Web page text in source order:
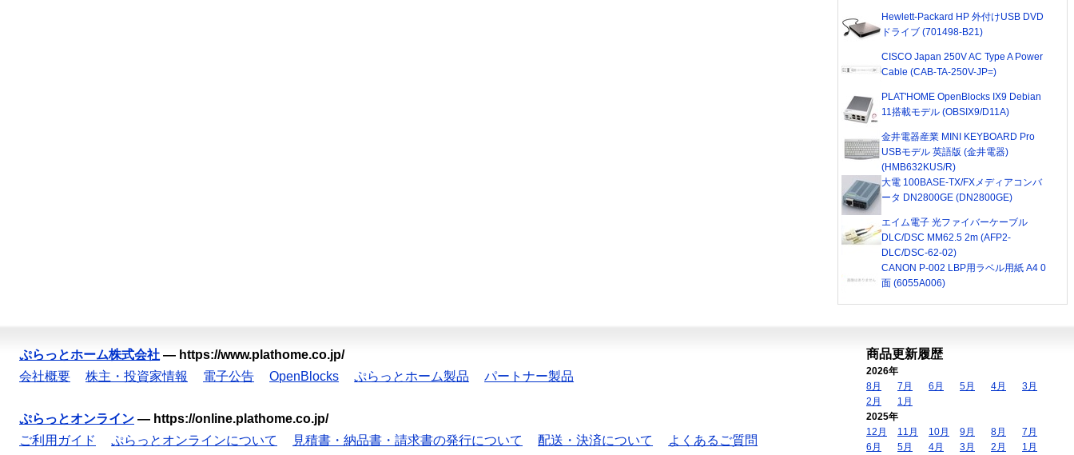
Hewlett-Packard HP 外付けUSB DVD
ドライブ (701498-B21)
CISCO Japan 250V AC Type A Power
Cable (CAB-TA-250V-JP=)
PLAT'HOME OpenBlocks IX9 Debian
11搭載モデル (OBSIX9/D11A)
金井電器産業 MINI KEYBOARD Pro
USBモデル 英語版 (金井電器)
(HMB632KUS/R)
大電 100BASE-TX/FXメディアコンバ
ータ DN2800GE (DN2800GE)
エイム電子 光ファイバーケーブル
DLC/DSC MM62.5 2m (AFP2-
DLC/DSC-62-02)
CANON P-002 LBP用ラベル用紙 A4 0
面 (6055A006)
ぷらっとホーム株式会社 — https://www.plathome.co.jp/
会社概要
株主・投資家情報 電子公告 OpenBlocks ぷらっとホーム製品 パートナー製品
ぷらっとオンライン — https://online.plathome.co.jp/
ご利用ガイド
ぷらっとオンラインについて 見積書・納品書・請求書の発行について 配送・決済について
よくあるご質問
商品更新履歴
2026年
8月
7月 6月 5月 4月
3月
2月
1月
2025年
12月
11月 10月 9月 8月
7月
6月
5月 4月 3月 2月
1月